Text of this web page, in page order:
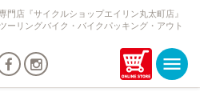
門店『サイクルショップエイリン丸太町店』
ーリングバイク・バイクパッキング・アウト